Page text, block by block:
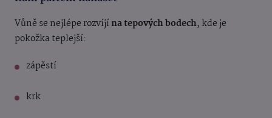
Vůně se nejlépe rozvíjína tepových bodech, kde je
pokožka teplejší:
zápěstí
krk